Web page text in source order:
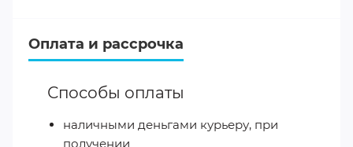
Оплата и рассрочка
Способы оплаты
наличными деньгами курьеру, при
получении